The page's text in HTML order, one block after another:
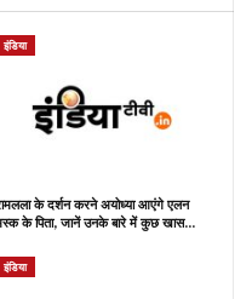
इंडिया
के दर्शन करने अयोध्या आएंगे एलन
के पिता, जानें उनके बारे में कुछ खास…
इंडिया